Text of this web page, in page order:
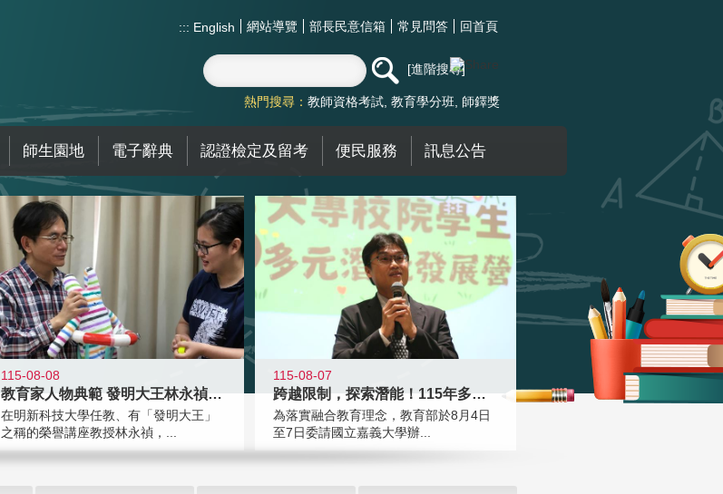
::: English 網站導覽 部長民意信箱 常見問答 回首頁
進階搜尋
熱門搜尋： 教師資格考試 教育學分班 師鐸獎
師生園地 電子辭典 認證檢定及留考 便民服務 訊息公告
115-08-08
教育家人物典範 發明大王林永禎教授
在明新科技大學任教、有「發明大王」
之稱的榮譽講座教授林永禎，...
115-08-07
跨越限制，探索潛能！115年多元潛
為落實融合教育理念，教育部於8月4日
至7日委請國立嘉義大學辦...